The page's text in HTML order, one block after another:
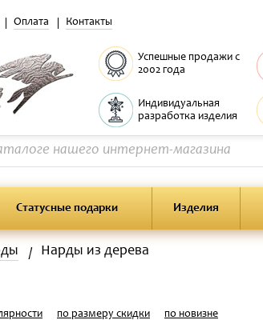
Оплата Контакты
Успешные продажи с
2002 года
Индивидуальная
разработка изделия
Статусные подарки Изделия
Нарды из дерева
по размеру скидки по новизне